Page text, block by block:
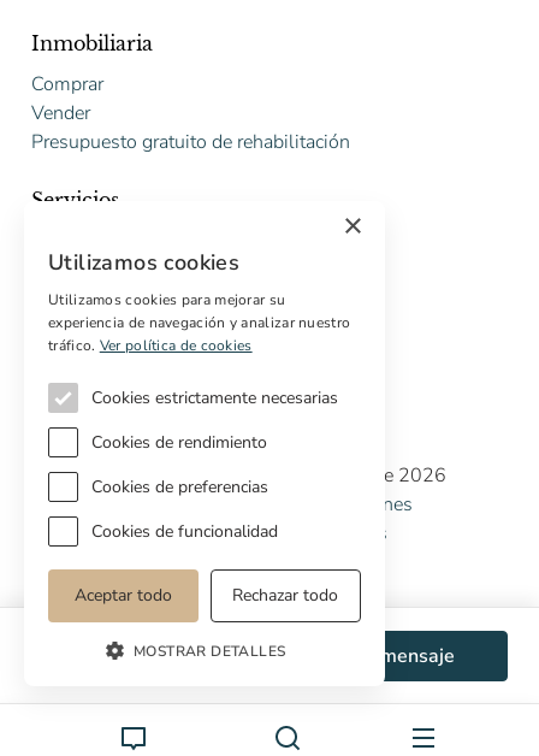
WhatsApp Enviar mensaje
Inmobiliaria
Comprar
Vender
Presupuesto gratuito de rehabilitación
Servicios
Compradores internacionales
Propiedades off-market
Servicios para compradores
Copyright © Cottage Properties Real Estate 2026
Política de Privacidad
Terminos y Condiciones
Política de CookiesPreferencias de cookies
×
Utilizamos cookies
Utilizamos cookies para mejorar su
experiencia de navegación y analizar nuestro
tráfico. Ver política de cookies
Cookies estrictamente necesarias
Cookies de rendimiento
Cookies de preferencias
Cookies de funcionalidad
Aceptar todo Rechazar todo
MOSTRAR DETALLES